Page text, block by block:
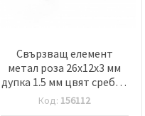
Свързващ елемент
метал роза 26x12x3 мм
дупка 1.5 мм цвят сребро
-2 броя
Код: 156112